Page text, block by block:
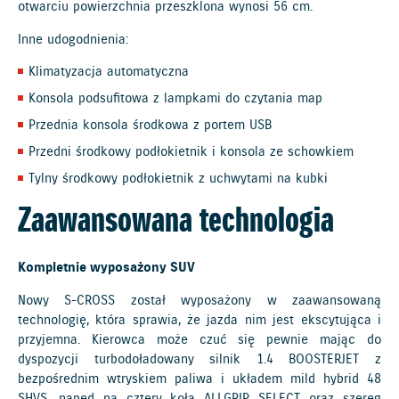
otwarciu powierzchnia przeszklona wynosi 56 cm.
Inne udogodnienia:
Klimatyzacja automatyczna
Konsola podsufitowa z lampkami do czytania map
Przednia konsola środkowa z portem USB
Przedni środkowy podłokietnik i konsola ze schowkiem
Tylny środkowy podłokietnik z uchwytami na kubki
Zaawansowana technologia
Kompletnie wyposażony SUV
Nowy S-CROSS został wyposażony w zaawansowaną
technologię, która sprawia, że jazda nim jest ekscytująca i
przyjemna. Kierowca może czuć się pewnie mając do
dyspozycji turbodoładowany silnik 1.4 BOOSTERJET z
bezpośrednim wtryskiem paliwa i układem mild hybrid 48